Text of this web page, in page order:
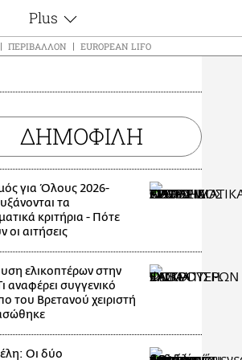
Plus
Θέματα
Ζώδια
Εξομολογήσεις
Blogs
Οι Αθηναίοι
Απώλειες
Lgbtqi+
Επιλογές
ΠΕΡΙΒΆΛΛΟΝ EUROPEAN LIFO
ΔΗΜΟΦΙΛΗ
για Όλους 2026-
τα
κριτήρια - Πότε
οι αιτήσεις
ελικοπτέρων στην
αναφέρει συγγενικό
του Βρετανού χειριστή
Οι δύο